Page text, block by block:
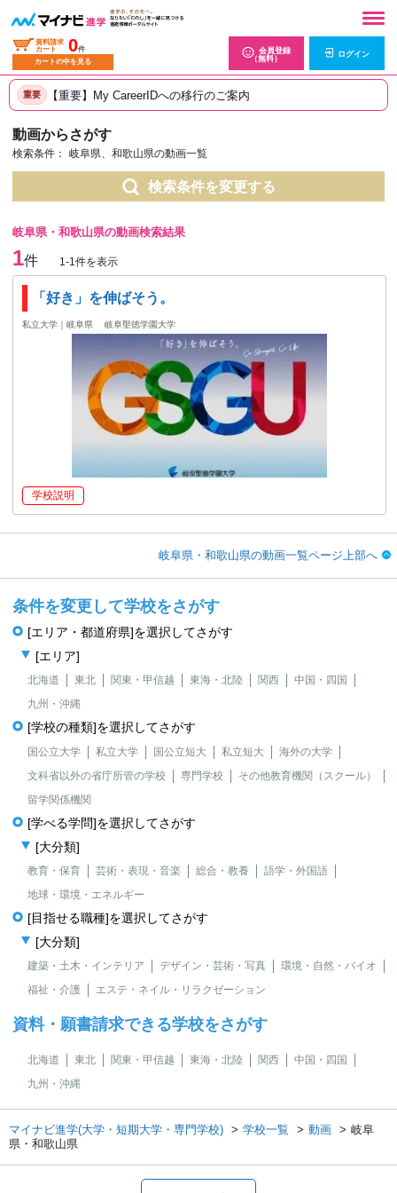
資料請求
カート
0件
カートの中を見る
会員登録
（無料）
ログイン
重要 【重要】My CareerIDへの移行のご案内
動画からさがす
検索条件： 岐阜県、和歌山県の動画一覧
検索条件を変更する
岐阜県・和歌山県の動画検索結果
1件 1-1件を表示
「好き」を伸ばそう。
私立大学｜岐阜県 岐阜聖徳学園大学
学校説明
岐阜県・和歌山県の動画一覧ページ上部へ
条件を変更して学校をさがす
[エリア・都道府県]を選択してさがす
[エリア]
北海道 東北 関東・甲信越 東海・北陸 関西
中国・四国
九州・沖縄
[学校の種類]を選択してさがす
国公立大学 私立大学 国公立短大 私立短大
海外の大学
文科省以外の省庁所管の学校
専門学校
その他教育機関（スクール）
留学関係機関
[学べる学問]を選択してさがす
[大分類]
教育・保育 芸術・表現・音楽 総合・教養
語学・外国語
地球・環境・エネルギー
[目指せる職種]を選択してさがす
[大分類]
建築・土木・インテリア デザイン・芸術・写真
環境・自然・バイオ
福祉・介護
エステ・ネイル・リラクゼーション
資料・願書請求できる学校をさがす
北海道 東北 関東・甲信越 東海・北陸 関西
中国・四国
九州・沖縄
マイナビ進学(大学・短期大学・専門学校) 学校一覧 動画
岐阜
県・和歌山県